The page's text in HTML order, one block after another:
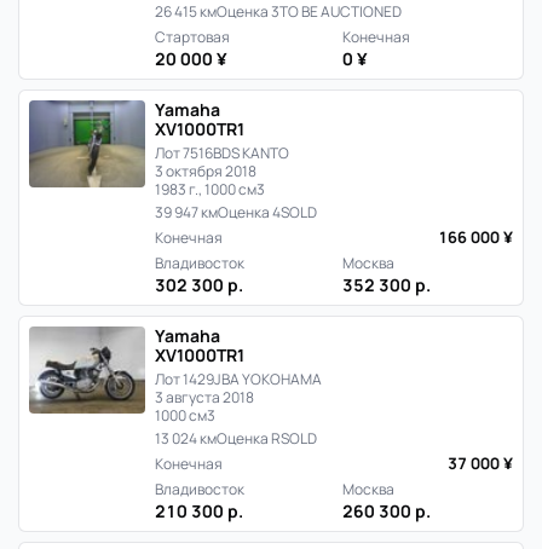
26 415 кмОценка 3TO BE AUCTIONED
Стартовая
20 000 ¥
Конечная
0 ¥
Yamaha
XV1000TR1
Лот 7516BDS KANTO
3 октября 2018
1983 г., 1000 см3
39 947 кмОценка 4SOLD
Конечная
166 000 ¥
Владивосток
302 300 р.
Москва
352 300 р.
Yamaha
XV1000TR1
Лот 1429JBA YOKOHAMA
3 августа 2018
1000 см3
13 024 кмОценка RSOLD
Конечная
37 000 ¥
Владивосток
210 300 р.
Москва
260 300 р.